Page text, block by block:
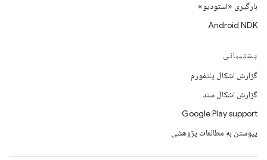
بارگیری «استودیو»
Android NDK
پشتیبانی
گزارش اشکال پلتفورم
گزارش اشکال سند
Google Play support
پیوستن به مطالعات پژوهشی